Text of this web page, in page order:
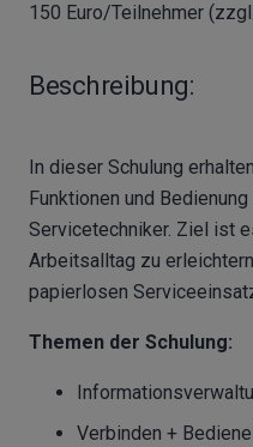
150 Euro/Teilnehmer
Beschreibung:
In dieser Schulung
Funktionen und
Servicetechniker. Ziel ist
Arbeitsalltag zu
papierlosen
Themen der Schulung:
Verbinden +